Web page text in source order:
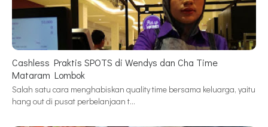
Cashless Praktis SPOTS di Wendys dan Cha Time
Mataram Lombok
Salah satu cara menghabiskan quality time bersama keluarga, yaitu
hang out di pusat perbelanjaan t…